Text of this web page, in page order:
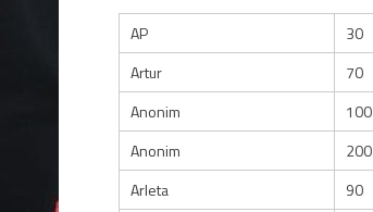
AP
30
Artur
70
Anonim
100
Anonim
200
Arleta
90